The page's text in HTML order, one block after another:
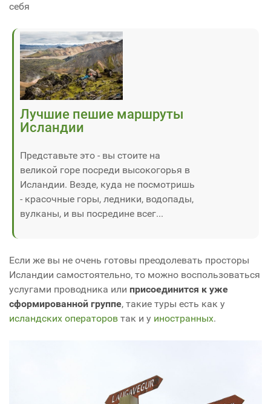
себя
Лучшие пешие маршруты
Исландии
Представьте это - вы стоите на
великой горе посреди высокогорья в
Исландии. Везде, куда не посмотришь
- красочные горы, ледники, водопады,
вулканы, и вы посредине всег...
Если же вы не очень готовы преодолевать просторы
Исландии самостоятельно, то можно воспользоваться
услугами проводника или присоединится к уже
сформированной группе, такие туры есть как у
исландских операторов так и у иностранных.